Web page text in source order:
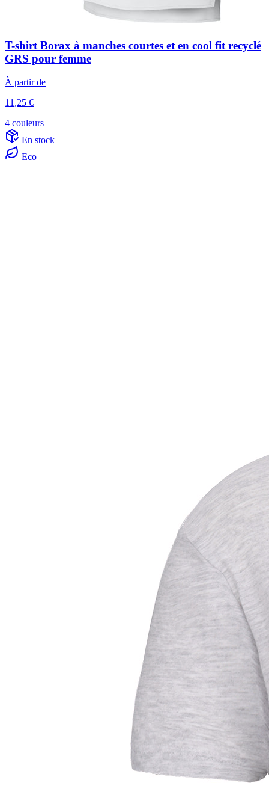
T-shirt Borax à manches courtes et en cool fit recyclé
GRS pour femme
À partir de
11,25 €
4 couleurs
En stock
Eco